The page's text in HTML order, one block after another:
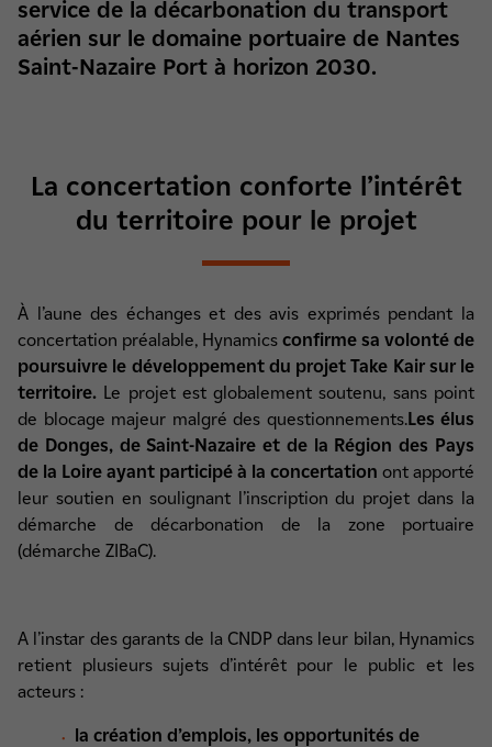
service de la décarbonation du transport
aérien sur le domaine portuaire de Nantes
Saint-Nazaire Port à horizon 2030.
La concertation conforte l’intérêt
du territoire pour le projet
À l’aune des échanges et des avis exprimés pendant la
concertation préalable, Hynamics confirme sa volonté de
poursuivre le développement du projet Take Kair sur le
territoire. Le projet est globalement soutenu, sans point
de blocage majeur malgré des questionnements.Les élus
de Donges, de Saint-Nazaire et de la Région des Pays
de la Loire ayant participé à la concertation ont apporté
leur soutien en soulignant l’inscription du projet dans la
démarche de décarbonation de la zone portuaire
(démarche ZIBaC).
A l’instar des garants de la CNDP dans leur bilan, Hynamics
retient plusieurs sujets d’intérêt pour le public et les
acteurs :
la création d’emplois, les opportunités de